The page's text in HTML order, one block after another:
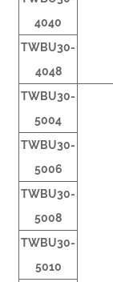
4040
TWBU30-
4048
TWBU30-
5004
TWBU30-
5006
TWBU30-
5008
TWBU30-
5010